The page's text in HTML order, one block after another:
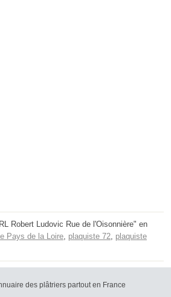
Robert Ludovic Rue de l'Oisonnière" en
Pays de la Loire, plaquiste 72, plaquiste
des plâtriers partout en France